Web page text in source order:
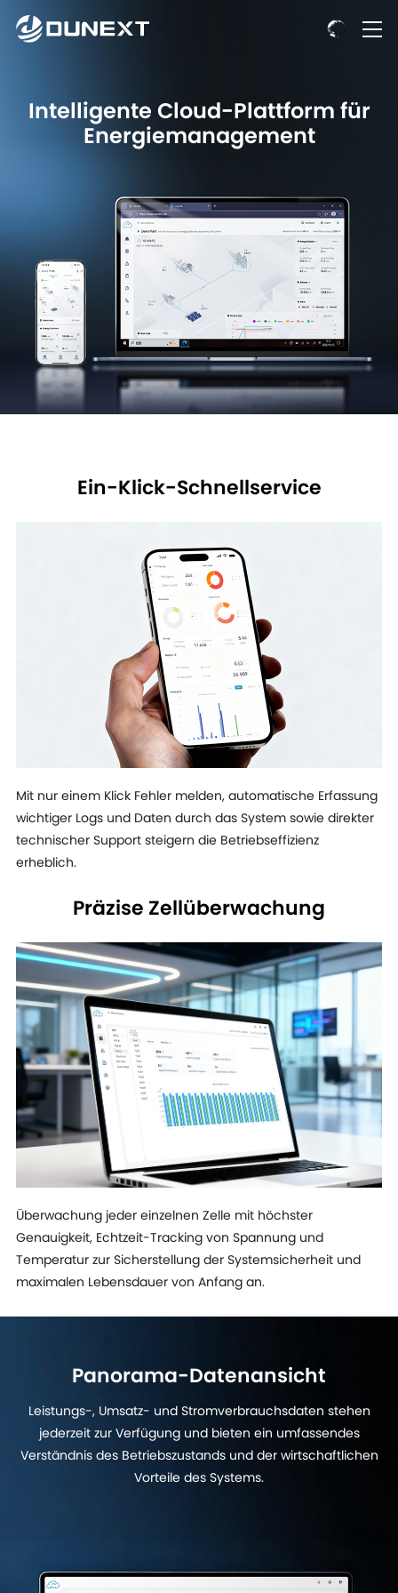
Intelligente Cloud-Plattform für
Energiemanagement
Ein-Klick-Schnellservice
Mit nur einem Klick Fehler melden, automatische Erfassung
wichtiger Logs und Daten durch das System sowie direkter
technischer Support steigern die Betriebseffizienz
erheblich.
Präzise Zellüberwachung
Überwachung jeder einzelnen Zelle mit höchster
Genauigkeit, Echtzeit-Tracking von Spannung und
Temperatur zur Sicherstellung der Systemsicherheit und
maximalen Lebensdauer von Anfang an.
Panorama-Datenansicht
Leistungs-, Umsatz- und Stromverbrauchsdaten stehen
jederzeit zur Verfügung und bieten ein umfassendes
Verständnis des Betriebszustands und der wirtschaftlichen
Vorteile des Systems.